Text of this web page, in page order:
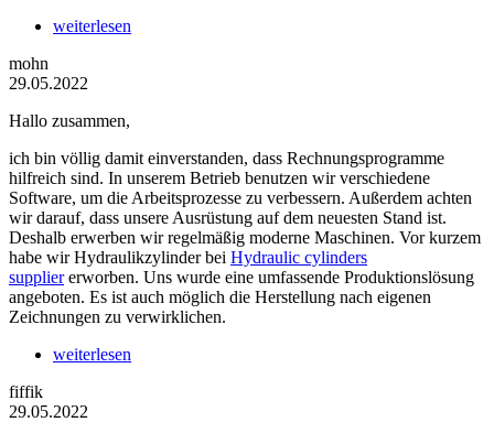
weiterlesen
mohn
29.05.2022
Hallo zusammen,
ich bin völlig damit einverstanden, dass Rechnungsprogramme
hilfreich sind. In unserem Betrieb benutzen wir verschiedene
Software, um die Arbeitsprozesse zu verbessern. Außerdem achten
wir darauf, dass unsere Ausrüstung auf dem neuesten Stand ist.
Deshalb erwerben wir regelmäßig moderne Maschinen. Vor kurzem
habe wir Hydraulikzylinder bei Hydraulic cylinders
suppliererworben. Uns wurde eine umfassende Produktionslösung
angeboten. Es ist auch möglich die Herstellung nach eigenen
Zeichnungen zu verwirklichen.
weiterlesen
fiffik
29.05.2022